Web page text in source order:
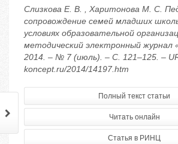
Слизкова Е. В. , Харитонова М. С.
сопровождение семей младших
условиях образовательной
методический электронный журнал
2014. – № 7 (июль). – С. 121–125. –
koncept.ru/2014/14197.htm
Полный текст статьи
Читать онлайн
Статья в РИНЦ